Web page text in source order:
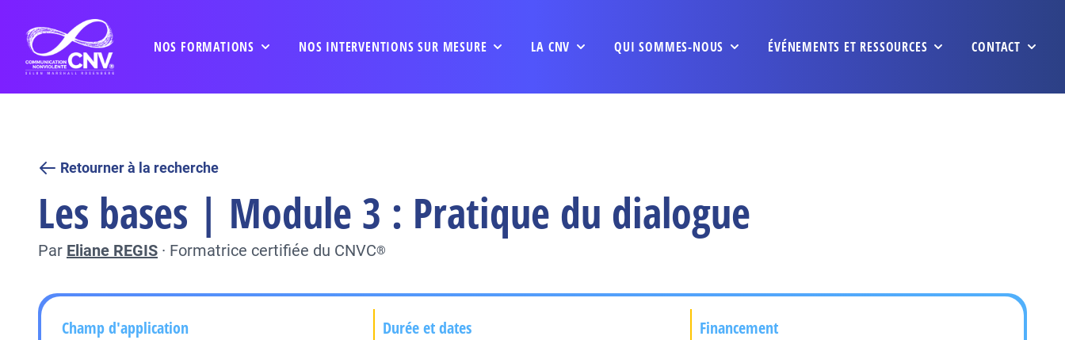
NOS FORMATIONS NOS INTERVENTIONS SUR MESURE LA CNV QUI SOMMES-NOUS ÉVÉNEMENTS ET RESSOURCES CONTACT
Retourner à la recherche
Les bases | Module 3 : Pratique du dialogue
Par Eliane REGIS · Formatrice certifiée du CNVC®
Champ d'application Durée et dates Financement